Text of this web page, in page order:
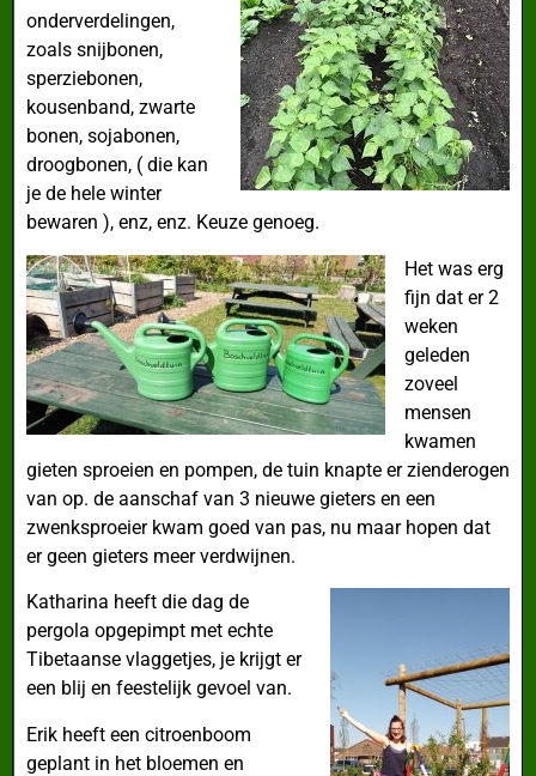
onderverdelingen,
zoals snijbonen,
sperziebonen,
kousenband, zwarte
bonen, sojabonen,
droogbonen, ( die kan
je de hele winter
bewaren ), enz, enz. Keuze genoeg.
Het was erg
fijn dat er 2
weken
geleden
zoveel
mensen
kwamen
gieten sproeien en pompen, de tuin knapte er zienderogen
van op. de aanschaf van 3 nieuwe gieters en een
zwenksproeier kwam goed van pas, nu maar hopen dat
er geen gieters meer verdwijnen.
Katharina heeft die dag de
pergola opgepimpt met echte
Tibetaanse vlaggetjes, je krijgt er
een blij en feestelijk gevoel van.
Erik heeft een citroenboom
geplant in het bloemen en